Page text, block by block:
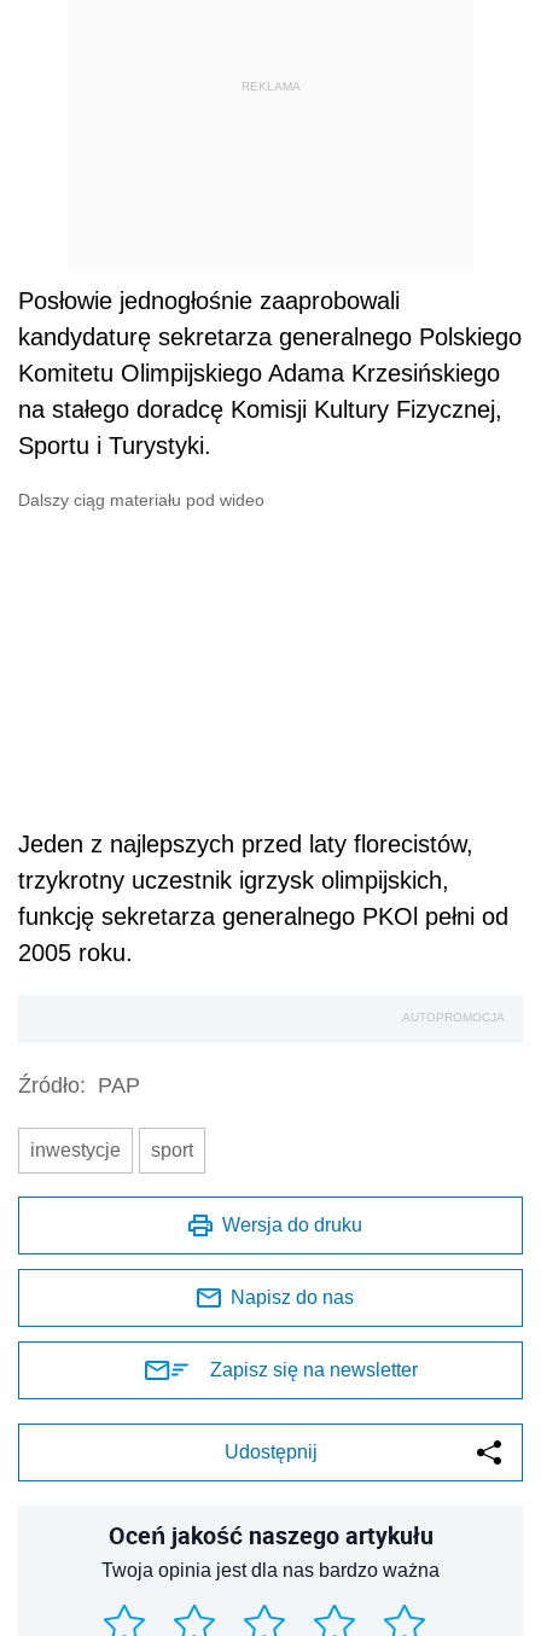
REKLAMA
Posłowie jednogłośnie zaaprobowali
kandydaturę sekretarza generalnego Polskiego
Komitetu Olimpijskiego Adama Krzesińskiego
na stałego doradcę Komisji Kultury Fizycznej,
Sportu i Turystyki.
Dalszy ciąg materiału pod wideo
Jeden z najlepszych przed laty florecistów,
trzykrotny uczestnik igrzysk olimpijskich,
funkcję sekretarza generalnego PKOl pełni od
2005 roku.
AUTOPROMOCJA
Źródło: PAP
inwestycje sport
Wersja do druku
Napisz do nas
Zapisz się na newsletter
Udostępnij
Oceń jakość naszego artykułu
Twoja opinia jest dla nas bardzo ważna